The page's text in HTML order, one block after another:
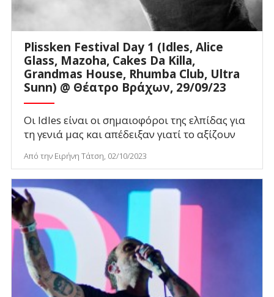
Plissken Festival Day 1 (Idles, Alice
Glass, Mazoha, Cakes Da Killa,
Grandmas House, Rhumba Club, Ultra
Sunn) @ Θέατρο Βράχων, 29/09/23
Οι Idles είναι οι σημαιοφόροι της ελπίδας για
τη γενιά μας και απέδειξαν γιατί το αξίζουν
Από την Ειρήνη Τάτση, 02/10/2023